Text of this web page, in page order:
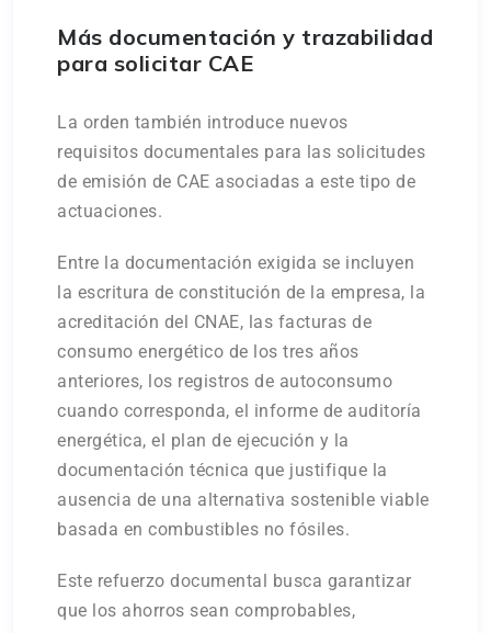
Más documentación y trazabilidad
para solicitar CAE
La orden también introduce nuevos
requisitos documentales para las solicitudes
de emisión de CAE asociadas a este tipo de
actuaciones.
Entre la documentación exigida se incluyen
la escritura de constitución de la empresa, la
acreditación del CNAE, las facturas de
consumo energético de los tres años
anteriores, los registros de autoconsumo
cuando corresponda, el informe de auditoría
energética, el plan de ejecución y la
documentación técnica que justifique la
ausencia de una alternativa sostenible viable
basada en combustibles no fósiles.
Este refuerzo documental busca garantizar
que los ahorros sean comprobables,